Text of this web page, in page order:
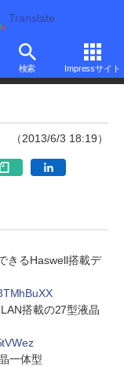
Translate
検索 Impressサイト
（2013/6/3 18:19）
きるHaswell搭載デ
搭載の27型液晶
一体型